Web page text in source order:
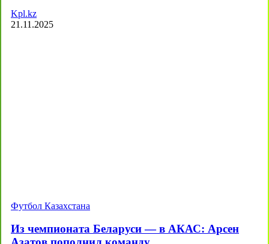
Kpl.kz
21.11.2025
Футбол Казахстана
Из чемпионата Беларуси — в АКАС: Арсен